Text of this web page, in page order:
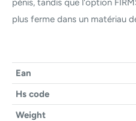
pénis, tandis que l'option
plus ferme dans un matériau
Ean
Hs code
Weight